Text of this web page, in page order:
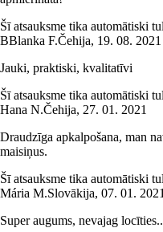
Šī atsauksme tika automātiski
BBlanka F.Čehija, 19. 08. 2021
Jauki, praktiski, kvalitatīvi
Šī atsauksme tika automātiski
Hana N.Čehija, 27. 01. 2021
Draudzīga apkalpošana, man
maisiņus.
Šī atsauksme tika automātiski
Mária M.Slovākija, 07. 01. 2021
Super augums, nevajag